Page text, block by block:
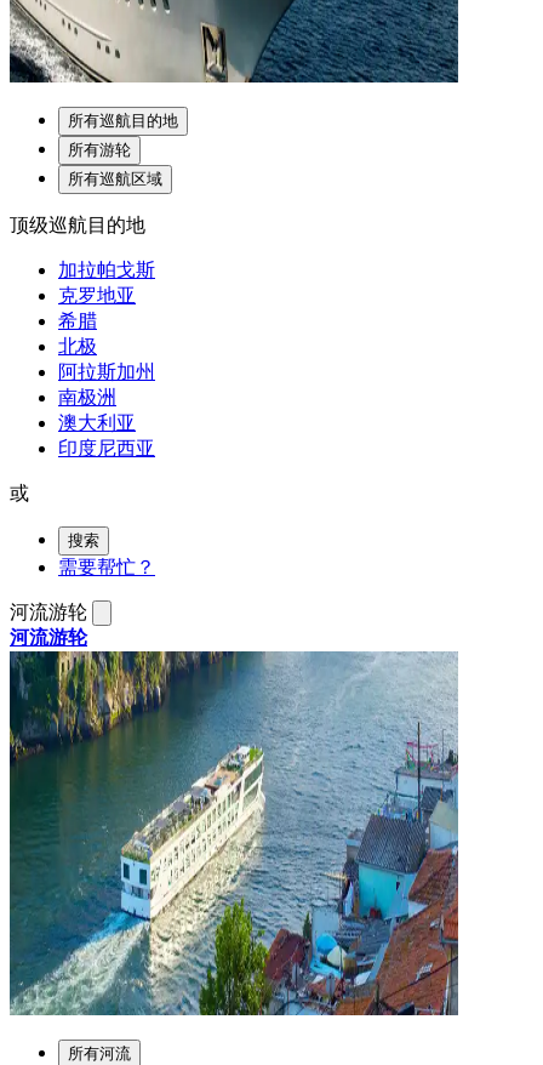
所有巡航目的地
所有游轮
所有巡航区域
顶级巡航目的地
加拉帕戈斯
克罗地亚
希腊
北极
阿拉斯加州
南极洲
澳大利亚
印度尼西亚
或
搜索
需要帮忙？
河流游轮
河流游轮
所有河流